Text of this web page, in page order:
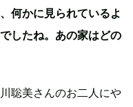
何かに見られているよ
したね。あの家はどの
聡美さんのお二人にや